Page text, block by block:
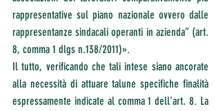
rappresentative sul piano nazionale ovvero dalle
rappresentanze sindacali operanti in azienda” (art.
8, comma 1 dlgs n.138/2011)».
Il tutto, verificando che tali intese siano ancorate
alla necessità di attuare talune specifiche finalità
espressamente indicate al comma 1 dell’art. 8. La